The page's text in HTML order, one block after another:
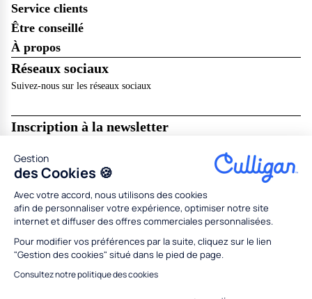
Gestion
des Cookies 🍪
Avec votre accord, nous utilisons des cookies
afin de personnaliser votre expérience, optimiser notre site
internet et diffuser des offres commerciales personnalisées.
Pour modifier vos préférences par la suite, cliquez sur le lien
"Gestion des cookies" situé dans le pied de page.
Consultez notre politique des cookies
Service clients
Être conseillé
À propos
Réseaux sociaux
Suivez-nous sur les réseaux sociaux
Inscription à la newsletter
Mentions légalesRésilier en ligneCGU
Politique de données personnellesPolitique des cookies
Gestion des cookies PartenairesConcessionnaires MédiationCodes promo
Tous droits réservés Culligan 2026